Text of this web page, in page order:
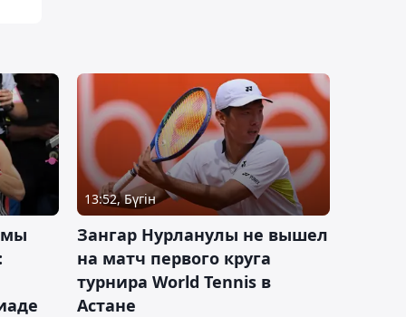
мы
13:52, Бүгін
Зангар Нурланулы не вышел
на матч первого круга
турнира World Tennis в
Астане